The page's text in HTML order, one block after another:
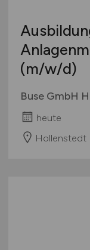
(m/w/d)
Buse GmbH
heute
Hollenstedt